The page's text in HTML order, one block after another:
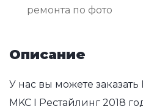
ремонта по фото
Описание
У нас вы можете
MKC I Рестайлинг 2018